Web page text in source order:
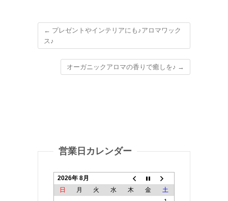
← プレゼントやインテリアにも♪アロマワック
ス♪
オーガニックアロマの香りで癒しを♪ →
営業日カレンダー
2026年 8月
日
月 火 水 木 金
土